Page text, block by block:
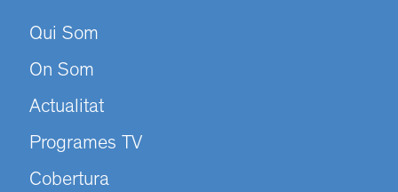
Qui Som
On Som
Actualitat
Programes TV
Cobertura